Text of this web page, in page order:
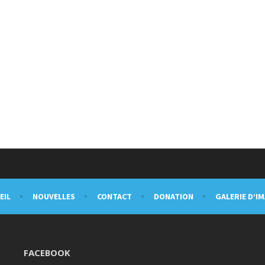
NOUVELLES CONTACT DONATION GALERIE
FACEBOOK